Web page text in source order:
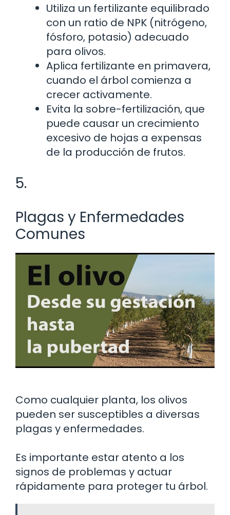
Utiliza un fertilizante equilibrado
con un ratio de NPK (nitrógeno,
fósforo, potasio) adecuado
para olivos.
Aplica fertilizante en primavera,
cuando el árbol comienza a
crecer activamente.
Evita la sobre-fertilización, que
puede causar un crecimiento
excesivo de hojas a expensas
de la producción de frutos.
5.
Plagas y Enfermedades
Comunes
Como cualquier planta, los olivos
pueden ser susceptibles a diversas
plagas y enfermedades.
Es importante estar atento a los
signos de problemas y actuar
rápidamente para proteger tu árbol.